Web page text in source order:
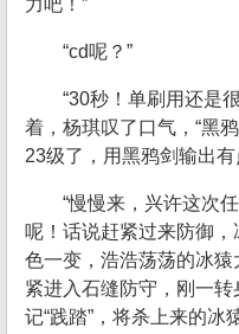
力吧！”
“cd呢？”
“30秒！单刷用还是
着，杨琪叹了口气，“黑
23级了，用黑鸦剑输出有
“慢慢来，兴许这次
呢！话说赶紧过来防御
色一变，浩浩荡荡的冰
紧进入石缝防守，刚一
记“践踏”，将杀上来的